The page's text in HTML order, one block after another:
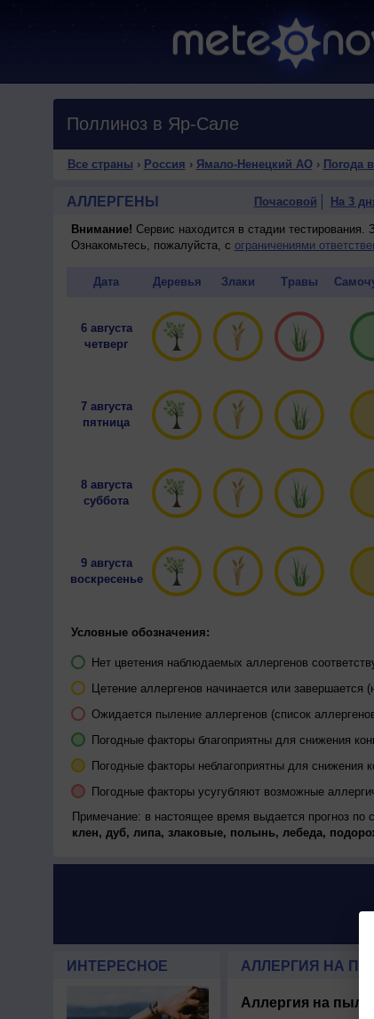
Поллиноз в Яр-Сале
Все страны › Россия › Ямало-Ненецкий АО› Погода
АЛЛЕРГЕНЫ Почасовой На 3
Внимание! Сервис находится в стадии тестирования.
Ознакомьтесь, пожалуйста, с ограничениями
Дата Деревья Злаки Травы
6 августа
четверг
7 августа
пятница
8 августа
суббота
9 августа
воскресенье
Условные обозначения:
Нет цветения наблюдаемых аллергенов
Цетение аллергенов начинается или завершается
Ожидается пыление аллергенов (список
Погодные факторы благоприятны для снижения
Погодные факторы неблагоприятны для снижения
Погодные факторы усугубляют возможные
Примечание: в настоящее время выдается прогноз
клен, дуб, липа, злаковые, полынь, лебеда,
ИНТЕРЕСНОЕ АЛЛЕРГИЯ НА
Аллергия на